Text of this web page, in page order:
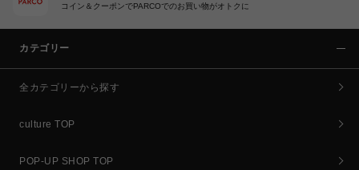
コイン＆クーポンでPARCOでのお買い物がオトクに
カテゴリー
全カテゴリーから探す
culture TOP
POP-UP SHOP TOP